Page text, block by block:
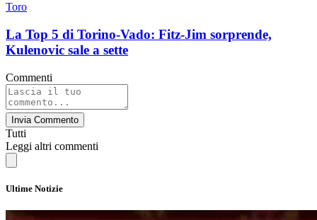
Toro
La Top 5 di Torino-Vado: Fitz-Jim sorprende,
Kulenovic sale a sette
Commenti
Invia Commento
Tutti
Leggi altri commenti
Ultime Notizie